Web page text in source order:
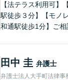
【法テラス利用可】
駅徒歩３分】【モノ
和通駅徒歩1分】ご相
にしております。お
相談ください。
田中 圭 弁護士
弁護士法人大手町法律事